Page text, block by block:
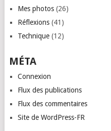
Mes photos(26)
Réflexions(41)
Technique(12)
MÉTA
Connexion
Flux des publications
Flux des commentaires
Site de WordPress-FR